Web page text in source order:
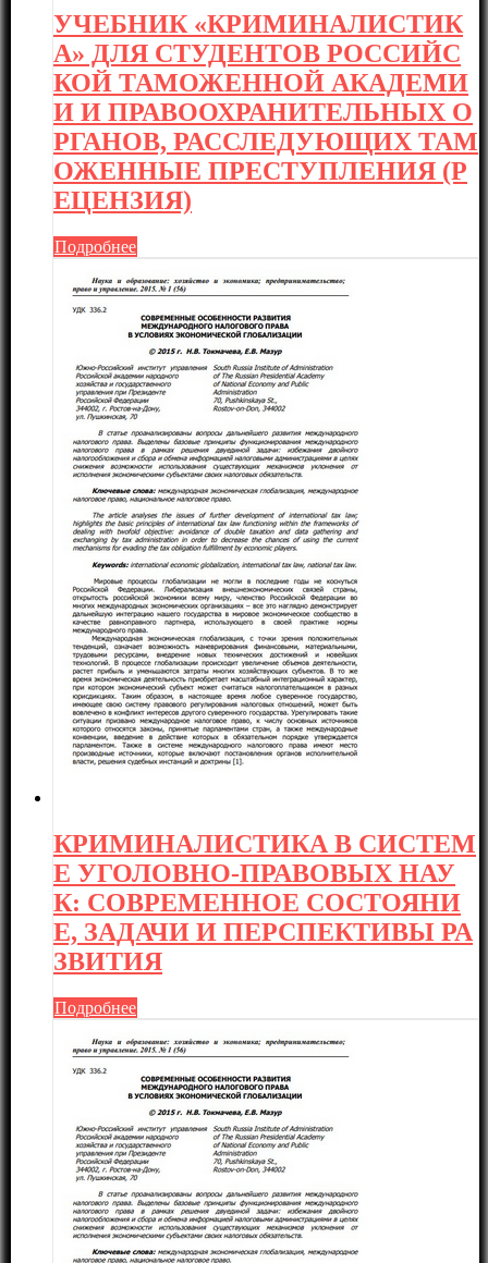
УЧЕБНИК «КРИМИНАЛИСТИК
А» ДЛЯ СТУДЕНТОВ РОССИЙС
КОЙ ТАМОЖЕННОЙ АКАДЕМИ
И И ПРАВООХРАНИТЕЛЬНЫХ О
РГАНОВ, РАССЛЕДУЮЩИХ ТАМ
ОЖЕННЫЕ ПРЕСТУПЛЕНИЯ (Р
ЕЦЕНЗИЯ)
Подробнее
КРИМИНАЛИСТИКА В СИСТЕМ
Е УГОЛОВНО-ПРАВОВЫХ НАУ
К: СОВРЕМЕННОЕ СОСТОЯНИ
Е, ЗАДАЧИ И ПЕРСПЕКТИВЫ РА
ЗВИТИЯ
Подробнее